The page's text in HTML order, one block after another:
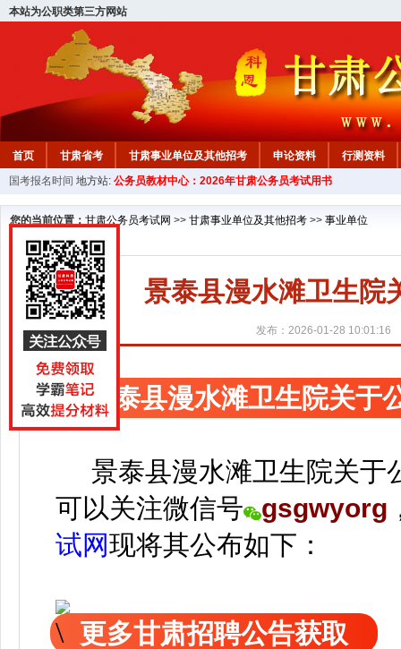
本站为公职类第三方网站
首页 甘肃省考 甘肃事业单位及其他招考 申论资料
行测资料
国考报名时间 地方站: 公务员教材中心：2026年甘肃公务员考试用书
您的当前位置： 甘肃公务员考试网 >> 甘肃事业单位及其他招考 >> 事业单位
景泰县漫水滩卫生院
发布：2026-01-28 10:01:16
景泰县漫水滩卫生院关于
景泰县漫水滩卫生院关于
可以关注微信号 gsgwyorg
试网现将其公布如下：
更多甘肃招聘公告获取